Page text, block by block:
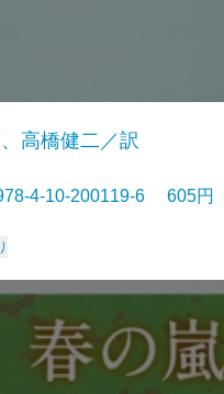
高橋健二／訳
4-10-200119-6 605円